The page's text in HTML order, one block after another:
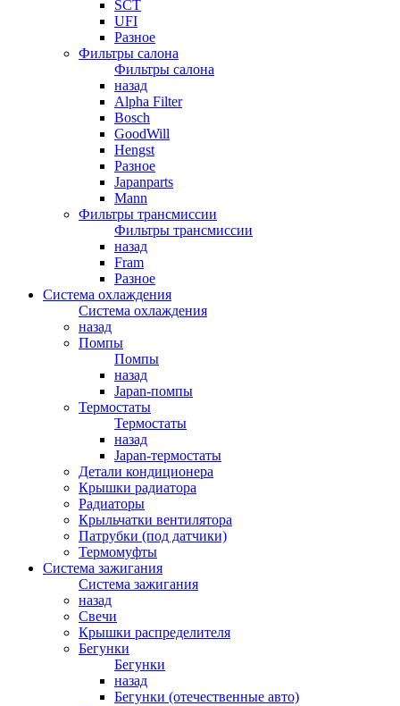
SCT
UFI
Разное
Фильтры салона
Фильтры салона
назад
Alpha Filter
Bosch
GoodWill
Hengst
Разное
Japanparts
Mann
Фильтры трансмиссии
Фильтры трансмиссии
назад
Fram
Разное
Система охлаждения
Система охлаждения
назад
Помпы
Помпы
назад
Japan-помпы
Термостаты
Термостаты
назад
Japan-термостаты
Детали кондиционера
Крышки радиатора
Радиаторы
Крыльчатки вентилятора
Патрубки (под датчики)
Термомуфты
Система зажигания
Система зажигания
назад
Свечи
Крышки распределителя
Бегунки
Бегунки
назад
Бегунки (отечественные авто)